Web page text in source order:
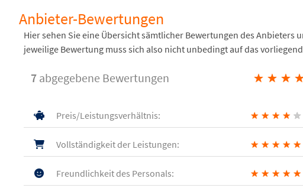
Anbieter-Bewertungen
Hier sehen Sie eine Übersicht sämtlicher Bewertungen des Anbieters
jeweilige Bewertung muss sich also nicht unbedingt auf das
7 abgegebene Bewertungen ★ ★ ★
Preis/Leistungsverhältnis: ★ ★ ★ ★ ★
Vollständigkeit der Leistungen: ★ ★ ★ ★ ★
Freundlichkeit des Personals: ★ ★ ★ ★ ★